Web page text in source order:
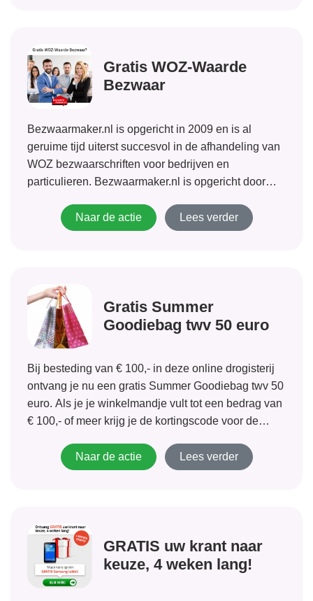
Gratis WOZ-Waarde
Bezwaar
Bezwaarmaker.nl is opgericht in 2009 en is al
geruime tijd uiterst succesvol in de afhandeling van
WOZ bezwaarschriften voor bedrijven en
particulieren. Bezwaarmaker.nl is opgericht door
taxateurs van Bezwaarmaker.nl zijn gespecialiseerd
in bezwaar- en beroepsprocedures op het gebied...
Naar de actie Lees verder
Gratis Summer
Goodiebag twv 50 euro
Bij besteding van € 100,- in deze online drogisterij
ontvang je nu een gratis Summer Goodiebag twv 50
euro. Als je je winkelmandje vult tot een bedrag van
€ 100,- of meer krijg je de kortingscode voor de
Naar de actie
Lees verder
GRATIS uw krant naar
keuze, 4 weken lang!